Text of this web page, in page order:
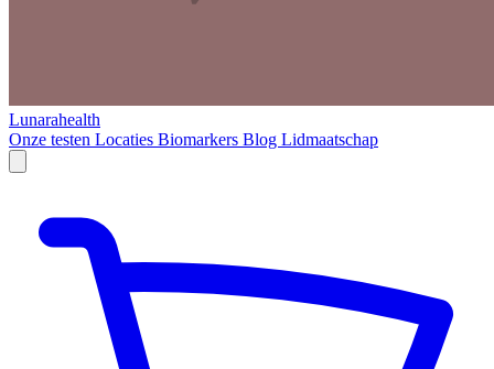
Lunarahealth
Onze testen Locaties Biomarkers Blog Lidmaatschap